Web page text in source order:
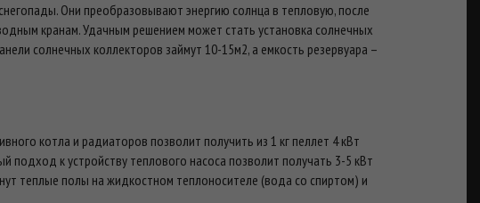
Они преобразовывают энергию солнца в тепловую, после
кранам. Удачным решением может стать установка солнечных
солнечных коллекторов займут 10-15м2, а емкость резервуара –
котла и радиаторов позволит получить из 1 кг пеллет 4 кВт
подход к устройству теплового насоса позволит получать 3-5 кВт
теплые полы на жидкостном теплоносителе (вода со спиртом) и